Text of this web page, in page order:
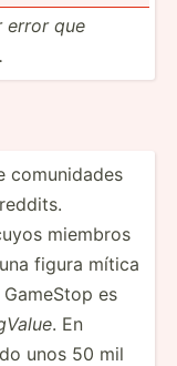
error que
comunidades
miembros
figura mítica
es
. En
unos 50 mil